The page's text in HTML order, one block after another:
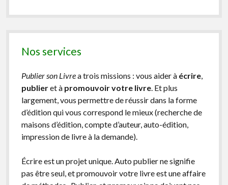
livres
avoir
de
Les
3
piliers
de
l’auteur
à
succès
Nos services
Publier son Livrea trois missions : vous aider à écrire,
publieret à promouvoir votre livre. Et plus
largement, vous permettre de réussir dans la forme
d’édition qui vous correspond le mieux (recherche de
maisons d’édition, compte d’auteur, auto-édition,
impression de livre à la demande).
Écrire est un projet unique. Auto publier ne signifie
pas être seul, et promouvoir votre livre est une affaire